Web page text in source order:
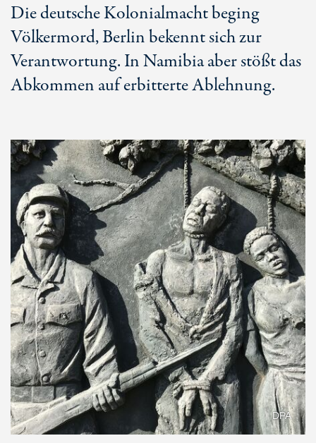
Die deutsche Kolonialmacht beging
Völkermord, Berlin bekennt sich zur
Verantwortung. In Namibia aber stößt das
Abkommen auf erbitterte Ablehnung.
DPA